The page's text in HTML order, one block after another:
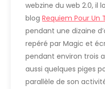
webzine du web 2.0, il
blogRequiem Pour Un
pendant une dizaine
repéré par Magic et
pendant environ trois
aussi quelques piges
parallèle de son